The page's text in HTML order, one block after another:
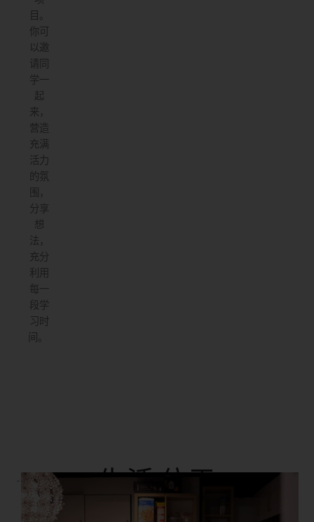
目。
你可
以邀
请同
学一
起
来，
营造
充满
活力
的氛
围，
分享
想
法，
充分
利用
每一
段学
习时
间。
生活位于